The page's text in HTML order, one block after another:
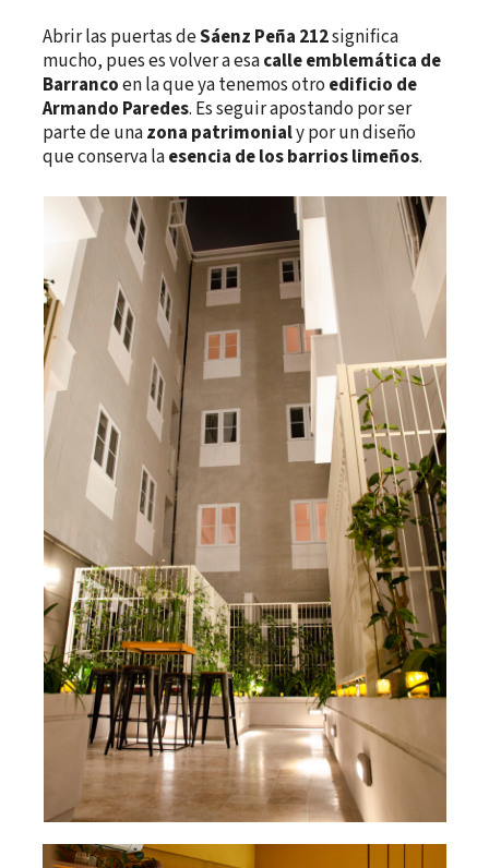
Abrir las puertas deSáenz Peña 212significa
mucho, pues es volver a esacalle emblemática de
Barrancoen la que ya tenemos otro edificio de
Armando Paredes. Es seguir apostando por ser
parte de unazona patrimonialy por un diseño
que conserva laesencia de los barrios limeños.